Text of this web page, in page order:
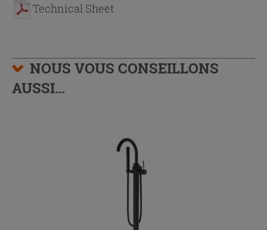
Technical Sheet
NOUS VOUS CONSEILLONS
AUSSI…